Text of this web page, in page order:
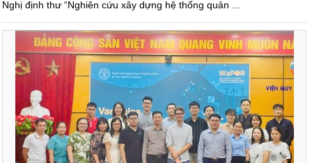
Nghị định thư “Nghiên cứu xây dựng hệ thống quản ...